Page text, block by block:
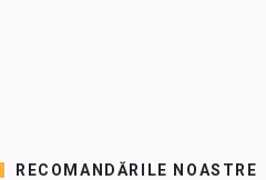
RECOMANDĂRILE NOASTRE